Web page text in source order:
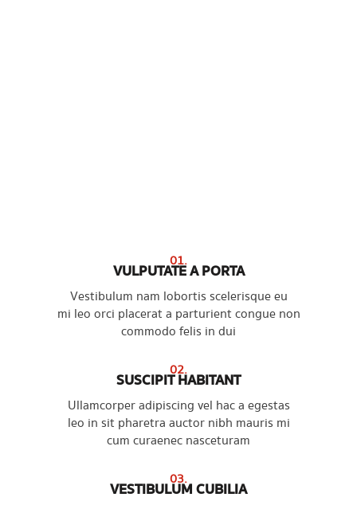
01.
VULPUTATE A PORTA
Vestibulum nam lobortis scelerisque eu
mi leo orci placerat a parturient congue non
commodo felis in dui
02.
SUSCIPIT HABITANT
Ullamcorper adipiscing vel hac a egestas
leo in sit pharetra auctor nibh mauris mi
cum curae nec nasceturam
03.
VESTIBULUM CUBILIA